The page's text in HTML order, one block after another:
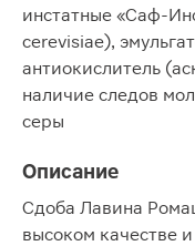
инстатные «Саф-
cerevisiae),
антиокислитель
наличие следов
серы
Описание
Сдоба Лавина
высоком качестве